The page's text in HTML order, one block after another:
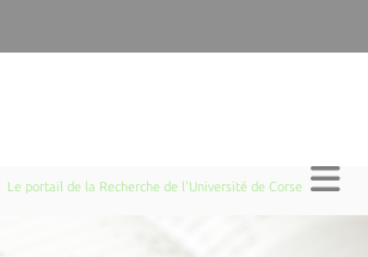
Le portail de la Recherche de l'Université de Corse